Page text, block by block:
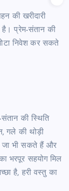
की खरीदारी
है। प्रेम-संतान की
निवेश कर सकते
की स्थिति
गले की थोड़ी
जा भी सकते हैं और
भरपूर सहयोग मिल
है, हरी वस्तु का